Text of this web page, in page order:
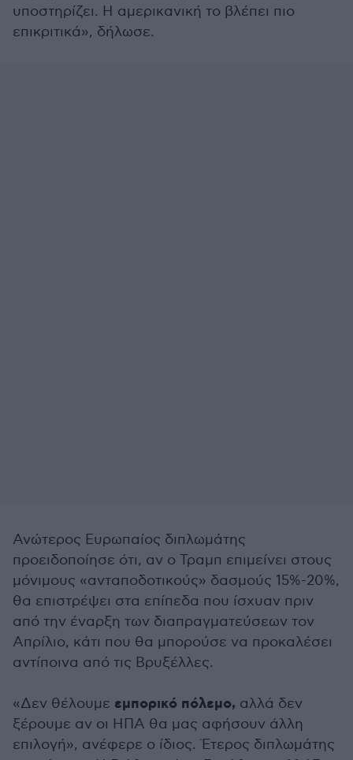
υποστηρίζει. Η αμερικανική το βλέπει πιο
επικριτικά», δήλωσε.
Ανώτερος Ευρωπαίος διπλωμάτης
προειδοποίησε ότι, αν ο Τραμπ επιμείνει στους
μόνιμους «ανταποδοτικούς» δασμούς 15%-20%,
θα επιστρέψει στα επίπεδα που ίσχυαν πριν
από την έναρξη των διαπραγματεύσεων τον
Απρίλιο, κάτι που θα μπορούσε να προκαλέσει
αντίποινα από τις Βρυξέλλες.
«Δεν θέλουμε εμπορικό πόλεμο, αλλά δεν
ξέρουμε αν οι ΗΠΑ θα μας αφήσουν άλλη
επιλογή», ανέφερε ο ίδιος. Έτερος διπλωμάτης